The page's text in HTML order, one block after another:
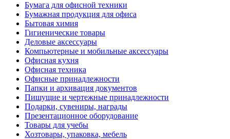
Бумага для офисной техники
Бумажная продукция для офиса
Бытовая химия
Гигиенические товары
Деловые аксессуары
Компьютерные и мобильные аксессуары
Офисная кухня
Офисная техника
Офисные принадлежности
Папки и архивация документов
Пишущие и чертежные принадлежности
Подарки, сувениры, награды
Презентационное оборудование
Товары для учебы
Хозтовары, упаковка, мебель